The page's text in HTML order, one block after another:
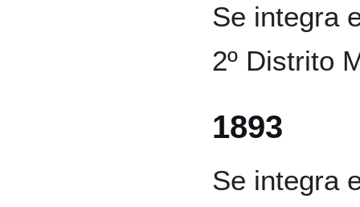
Se integra
2º Distrito
1893
Se integra